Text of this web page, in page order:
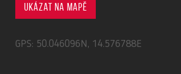
Ukázat na mapě
GPS: 50.046096N, 14.576788E